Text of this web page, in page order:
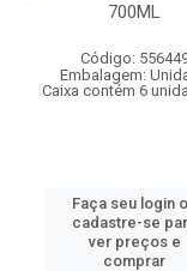
700ML
Código:
Embalagem:
Caixa contém 6
Faça seu login
cadastre-se
ver preços e
comprar